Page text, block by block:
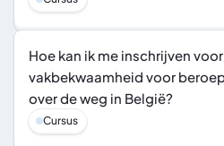
Hoe kan ik me inschrijven
vakbekwaamheid voor
over de weg in België?
Cursus